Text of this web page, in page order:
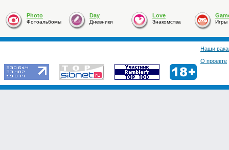
Photo
Фотоальбомы
Day
Дневники
Love
Знакомства Игры
Наши
О проекте